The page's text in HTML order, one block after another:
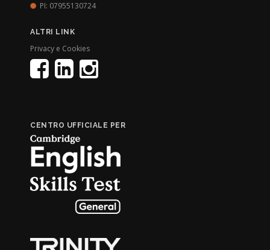
PI: 07955130724
ALTRI LINK
Privacy e Cookies
CENTRO UFFICIALE PER